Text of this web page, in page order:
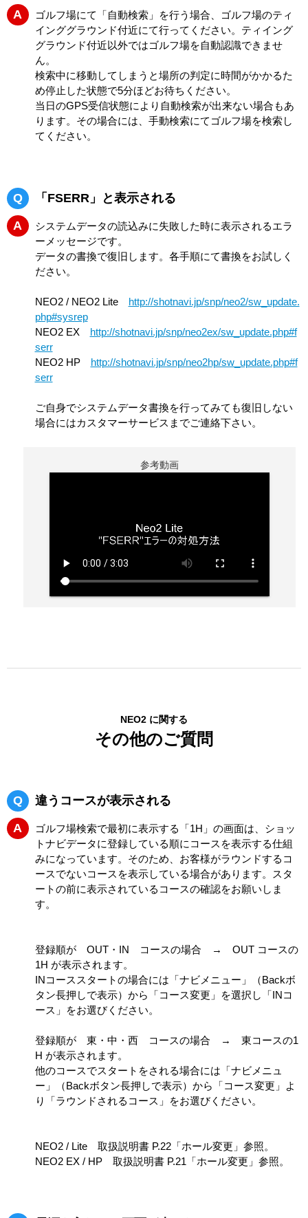
A
ゴルフ場にて「自動検索」を行う場合、ゴルフ場のティ
インググラウンド付近にて行ってください。ティイング
グラウンド付近以外ではゴルフ場を自動認識できませ
ん。
検索中に移動してしまうと場所の判定に時間がかかるた
め停止した状態で5分ほどお待ちください。
当日のGPS受信状態により自動検索が出来ない場合もあ
ります。その場合には、手動検索にてゴルフ場を検索し
てください。
Q
「FSERR」と表示される
A
システムデータの読込みに失敗した時に表示されるエラ
ーメッセージです。
データの書換で復旧します。各手順にて書換をお試しく
ださい。
NEO2 / NEO2 Lite http://shotnavi.jp/snp/neo2/sw_update.
php#sysrep
NEO2 EX http://shotnavi.jp/snp/neo2ex/sw_update.php#f
serr
NEO2 HP http://shotnavi.jp/snp/neo2hp/sw_update.php#f
serr
ご自身でシステムデータ書換を行ってみても復旧しない
場合にはカスタマーサービスまでご連絡下さい。
NEO2 に関する
その他のご質問
Q
違うコースが表示される
A
ゴルフ場検索で最初に表示する「1H」の画面は、ショッ
トナビデータに登録している順にコースを表示する仕組
みになっています。そのため、お客様がラウンドするコ
ースでないコースを表示している場合があります。スタ
ートの前に表示されているコースの確認をお願いしま
す。
登録順が OUT・IN コースの場合 → OUT コースの
1H が表示されます。
INコーススタートの場合には「ナビメニュー」（Backボ
タン長押しで表示）から「コース変更」を選択し「INコ
ース」をお選びください。
登録順が 東・中・西 コースの場合 → 東コースの1
H が表示されます。
他のコースでスタートをされる場合には「ナビメニュ
ー」（Backボタン長押しで表示）から「コース変更」よ
り「ラウンドされるコース」をお選びください。
NEO2 / Lite 取扱説明書 P.22「ホール変更」参照。
NEO2 EX / HP 取扱説明書 P.21「ホール変更」参照。